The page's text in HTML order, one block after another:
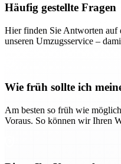
Häufig gestellte Fragen
Hier finden Sie Antworten auf
unseren Umzugsservice –
Wie früh sollte ich
Am besten so früh wie
Voraus. So können wir Ihren